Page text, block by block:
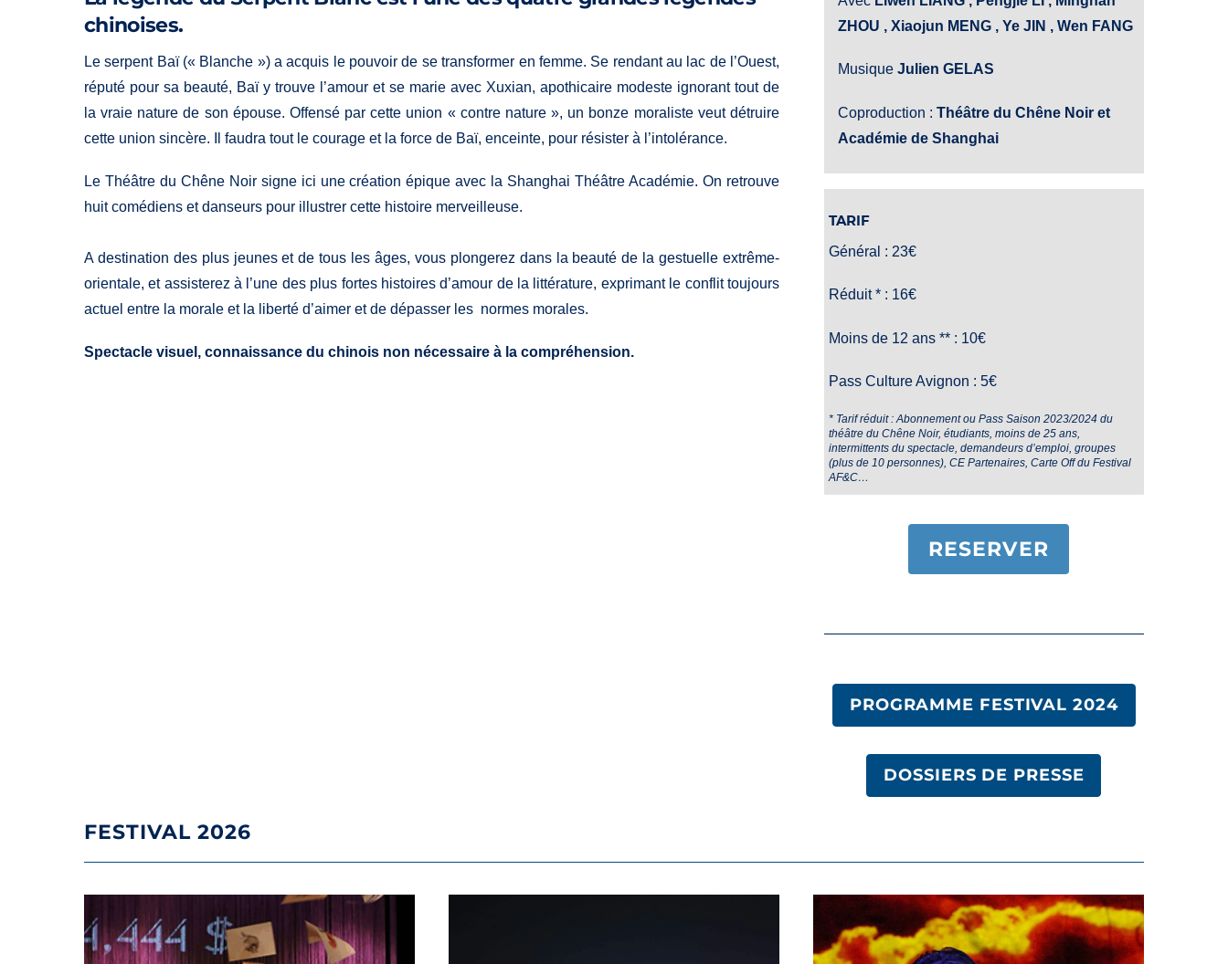
chinoises.
Le serpent Baï (« Blanche ») a acquis le pouvoir de se transformer en femme. Se rendant au lac de l’Ouest,
réputé pour sa beauté, Baï y trouve l’amour et se marie avec Xuxian, apothicaire modeste ignorant tout de
la vraie nature de son épouse. Offensé par cette union « contre nature », un bonze moraliste veut détruire
cette union sincère. Il faudra tout le courage et la force de Baï, enceinte, pour résister à l’intolérance.
Le Théâtre du Chêne Noir signe ici une création épique avec la Shanghai Théâtre Académie. On retrouve
huit comédiens et danseurs pour illustrer cette histoire merveilleuse.
A destination des plus jeunes et de tous les âges, vous plongerez dans la beauté de la gestuelle extrême-
orientale, et assisterez à l’une des plus fortes histoires d’amour de la littérature, exprimant le conflit toujours
actuel entre la morale et la liberté d’aimer et de dépasser les normes morales.
Spectacle visuel, connaissance du chinois non nécessaire à la compréhension.
ZHOU , Xiaojun MENG , Ye JIN , Wen FANG
Musique Julien GELAS
Coproduction : Théâtre du Chêne Noir et
Académie de Shanghai
TARIF
Général : 23€
Réduit * : 16€
Moins de 12 ans ** : 10€
Pass Culture Avignon : 5€
* Tarif réduit : Abonnement ou Pass Saison 2023/2024 du
théâtre du Chêne Noir, étudiants, moins de 25 ans,
intermittents du spectacle, demandeurs d’emploi, groupes
(plus de 10 personnes), CE Partenaires, Carte Off du Festival
AF&C…
RESERVER
PROGRAMME FESTIVAL 2024
DOSSIERS DE PRESSE
FESTIVAL 2026